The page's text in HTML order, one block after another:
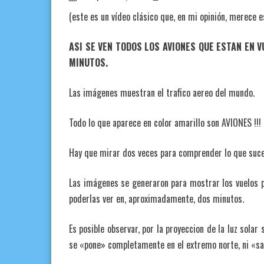
(este es un vídeo clásico que, en mi opinión,
ASI SE VEN TODOS LOS AVIONES QUE ESTAN
MINUTOS.
Las imágenes muestran el trafico aereo del mundo.
Todo lo que aparece en color amarillo son AVIONES !!!
Hay que mirar dos veces para comprender lo que
Las imágenes se generaron para mostrar los
poderlas ver en, aproximadamente, dos minutos.
Es posible observar, por la proyeccion de la luz
se «pone» completamente en el extremo norte, ni